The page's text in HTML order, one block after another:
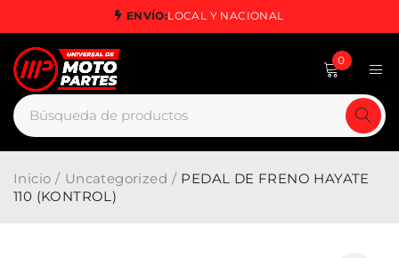
ENVÍO:LOCAL Y NACIONAL
0
Inicio / Uncategorized / PEDAL DE FRENO HAYATE
110 (KONTROL)